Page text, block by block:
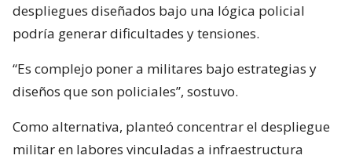
despliegues diseñados bajo una lógica policial
podría generar dificultades y tensiones.
“Es complejo poner a militares bajo estrategias y
diseños que son policiales”, sostuvo.
Como alternativa, planteó concentrar el despliegue
militar en labores vinculadas a infraestructura